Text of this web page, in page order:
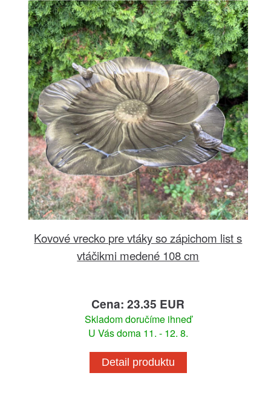
Kovové vrecko pre vtáky so zápichom list s
vtáčikmi medené 108 cm
Cena: 23.35 EUR
Skladom doručíme ihneď
U Vás doma 11. - 12. 8.
Detail produktu